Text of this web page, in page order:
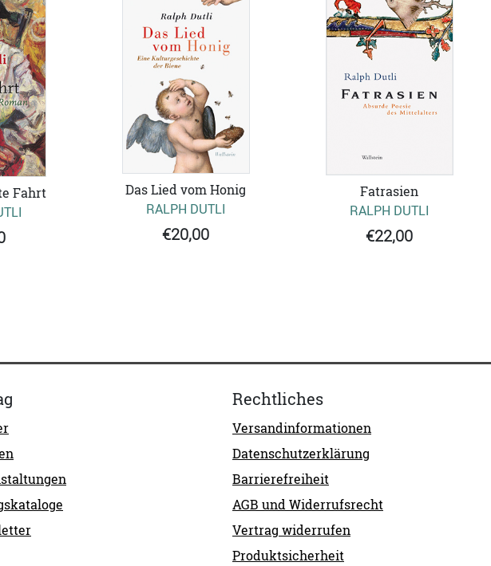
Fahrt
Das Lied vom Honig
RALPH DUTLI
€20,00
Fatrasien
RALPH DUTLI
€22,00
Rechtliches
Versandinformationen
Datenschutzerklärung
Barrierefreiheit
AGB und Widerrufsrecht
Vertrag widerrufen
Produktsicherheit